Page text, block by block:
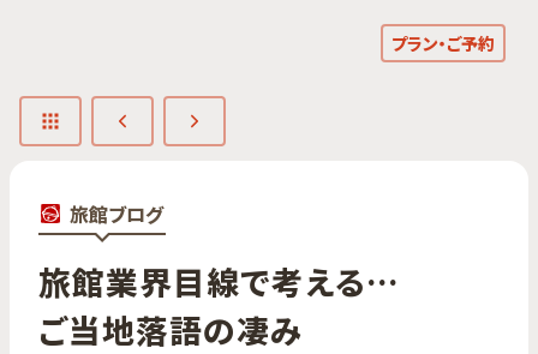
プラン・ご予約
旅館ブログ
旅館業界目線で​考える…​
ご当地落語の​凄み